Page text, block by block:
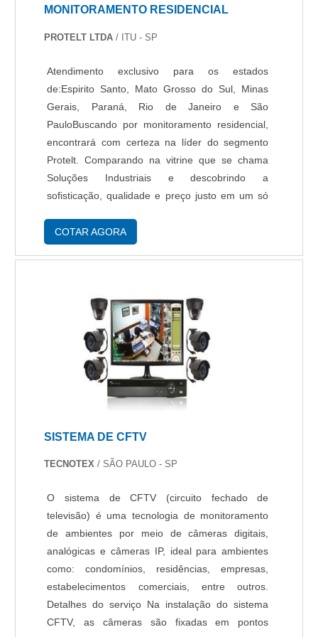
com ótima qualidade e excelente custo-
benefício.Para tal sucesso, a empresa investiu
equipamentos inovadores. A Protelt é uma
empresa que tem feito a diferença no mercado
pela seriedade e qualidade, que comprovam sua
essência de trazer o melhor para os parceiros..
MONITORAMENTO RESIDENCIAL
PROTELT LTDA / ITU - SP
Atendimento exclusivo para os estados
de:Espirito Santo, Mato Grosso do Sul, Minas
Gerais, Paraná, Rio de Janeiro e São
PauloBuscando por monitoramento residencial,
encontrará com certeza na líder do segmento
Protelt. Comparando na vitrine que se chama
Soluções Industriais e descobrindo a
sofisticação, qualidade e preço justo em um só
sempre ser prestado por empresas
prejuízos com imprevistos e execuções mal
elaboradas. Assim, é possível poupar gastos
desnecessários que podem ser direcionados a
outras áreas mais importantes.DIFERENCIAIS
IMPORTANTES DE MONITORAMENTO
RESIDENCIALQuem pesquisa na internet por
monitoramento residencial em uma empresa
atua com cerca elétrica e acesso remoto,
garantindo o que há de melhor na
residencial, deve-se descartar empresas que
não tenham produtos e serviços com ótima
qualidade e proteção, detalhes que passam
despercebidos e podem gerar prejuízo futuros
para os clientes.Existem muitas formas
diferentes de demonstrar conhecimento e
autoridade em sua área de atuação. Os motivos
pelos quais a Protelt é líder quando buscar por
COTAR AGORA
SISTEMA DE CFTV
TECNOTEX / SÃO PAULO - SP
O sistema de CFTV (circuito fechado de
televisão) é uma tecnologia de monitoramento
de ambientes por meio de câmeras digitais,
analógicas e câmeras IP, ideal para ambientes
como: condomínios, residências, empresas,
estabelecimentos comerciais, entre outros.
Detalhes do serviço Na instalação do sistema
CFTV, as câmeras são fixadas em pontos